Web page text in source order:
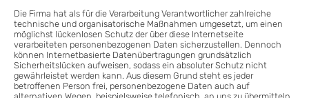
Die Firma hat als für die Verarbeitung Verantwortlicher zahlreiche
technische und organisatorische Maßnahmen umgesetzt, um einen
möglichst lückenlosen Schutz der über diese Internetseite
verarbeiteten personenbezogenen Daten sicherzustellen. Dennoch
können Internetbasierte Datenübertragungen grundsätzlich
Sicherheitslücken aufweisen, sodass ein absoluter Schutz nicht
gewährleistet werden kann. Aus diesem Grund steht es jeder
betroffenen Person frei, personenbezogene Daten auch auf